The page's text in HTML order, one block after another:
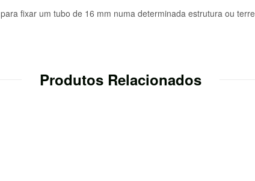
fixar um tubo de 16 mm numa determinada estrutura ou
Produtos Relacionados